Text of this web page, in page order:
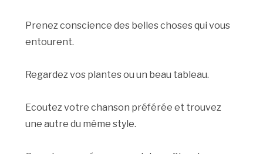
Prenez conscience des belles choses qui vous
entourent.
Regardez vos plantes ou un beau tableau.
Ecoutez votre chanson préférée et trouvez
une autre du même style.